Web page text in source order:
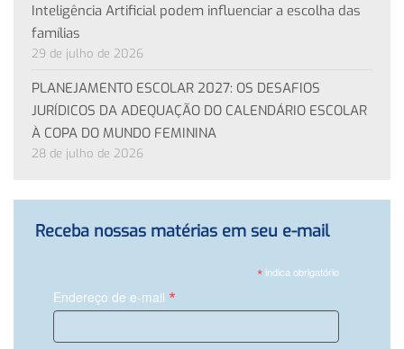
Inteligência Artificial podem influenciar a escolha das
famílias
29 de julho de 2026
PLANEJAMENTO ESCOLAR 2027: OS DESAFIOS
JURÍDICOS DA ADEQUAÇÃO DO CALENDÁRIO ESCOLAR
À COPA DO MUNDO FEMININA
28 de julho de 2026
Receba nossas matérias em seu e-mail
*indica obrigatório
Endereço de e-mail *